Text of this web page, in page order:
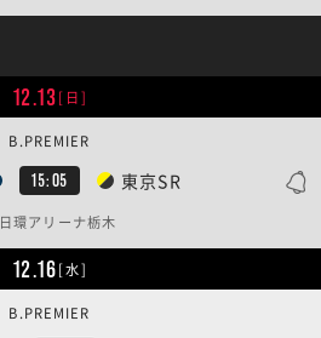
12.13[日]
15:05 東京SR
B.PREMIER
日環アリーナ栃木
12.16[水]
B.PREMIER